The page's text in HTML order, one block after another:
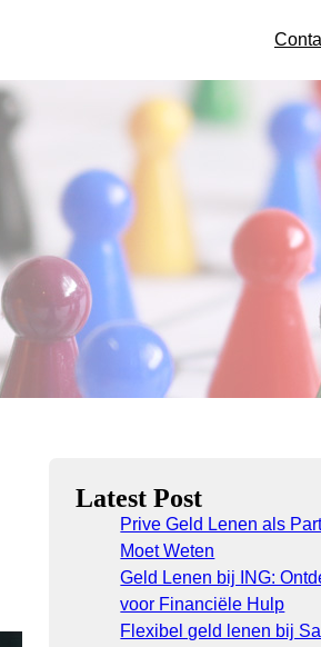
Latest Post
Prive Geld Lenen als
Moet Weten
Geld Lenen bij ING:
voor Financiële Hulp
Flexibel geld lenen bij